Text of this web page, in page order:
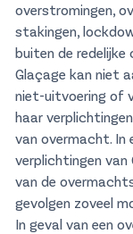
overstromingen,
stakingen,
buiten de
Glaçage kan niet
niet-uitvoering of
haar
van overmacht. In
verplichtingen van
van de
gevolgen zoveel
In geval van een